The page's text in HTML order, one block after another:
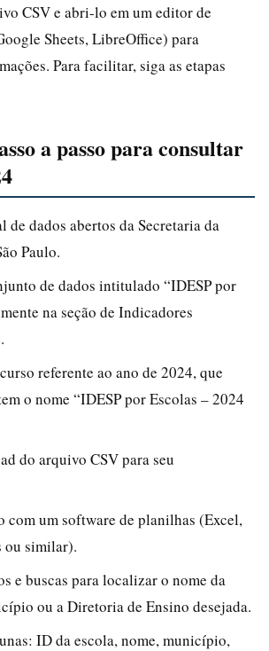
CSV e abri-lo em um editor de
Sheets, LibreOffice) para
Para facilitar, siga as etapas
a passo para consultar
de dados abertos da Secretaria da
Paulo.
de dados intitulado “IDESP por
na seção de Indicadores
referente ao ano de 2024, que
o nome “IDESP por Escolas – 2024
do arquivo CSV para seu
com um software de planilhas (Excel,
ou similar).
e buscas para localizar o nome da
ou a Diretoria de Ensino desejada.
ID da escola, nome, município,